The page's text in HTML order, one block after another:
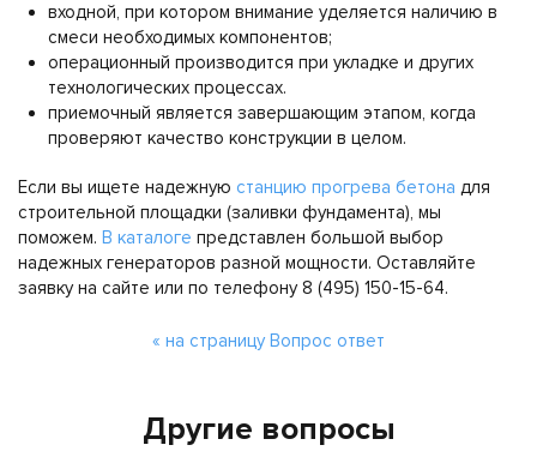
входной, при котором внимание уделяется наличию в
смеси необходимых компонентов;
операционный производится при укладке и других
технологических процессах.
приемочный является завершающим этапом, когда
проверяют качество конструкции в целом.
Если вы ищете надежную станцию прогрева бетона для
строительной площадки (заливки фундамента), мы
поможем. В каталоге представлен большой выбор
надежных генераторов разной мощности. Оставляйте
заявку на сайте или по телефону 8 (495) 150-15-64.
« на страницу Вопрос ответ
Другие вопросы